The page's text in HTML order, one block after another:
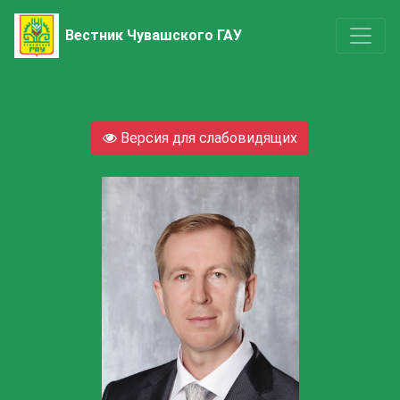
Вестник Чувашского ГАУ
Версия для слабовидящих